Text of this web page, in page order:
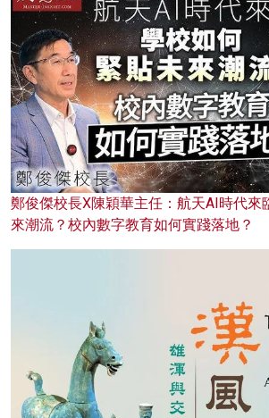
鄭俊傑校長X陳穎華主任：航天AI時代來
來潮流？校內數字教育如何實踐落地？